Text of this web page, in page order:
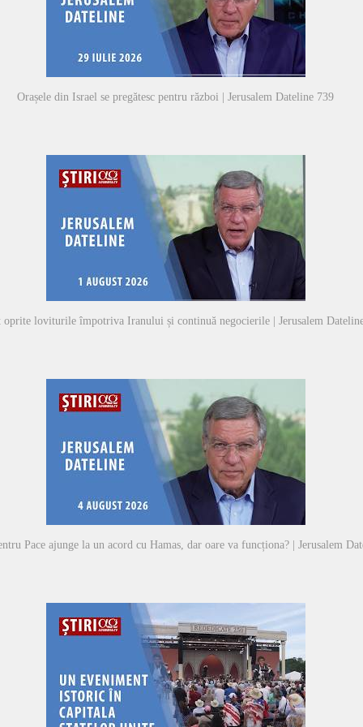
Orașele din Israel se pregătesc pentru război | Jerusalem Dateline 739
oprite loviturile împotriva Iranului și continuă negocierile | Jerusalem
Pace ajunge la un acord cu Hamas, dar oare va funcționa? | Jerusalem